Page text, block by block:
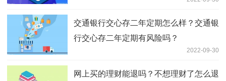
交通银行交心存二年定期怎么样？交通银
行交心存二年定期有风险吗？
2022-09-30
网上买的理财能退吗？不想理财了怎么退